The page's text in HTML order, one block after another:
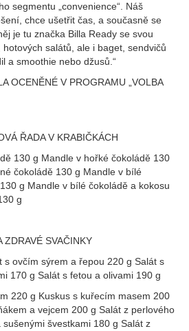
segmentu „convenience“. Náš
chce ušetřit čas, a současně se
je tu značka Billa Ready se svou
salátů, ale i baget, sendvičů
a smoothie nebo džusů.“
OCENĚNÉ V PROGRAMU „VOLBA
ŘADA V KRABIČKÁCH
130 g Mandle v hořké čokoládě 130
čokoládě 130 g Mandle v bílé
g Mandle v bílé čokoládě a kokosu
g
ZDRAVÉ SVAČINKY
s ovčím sýrem a řepou 220 g Salát s
170 g Salát s fetou a olivami 190 g
220 g Kuskus s kuřecím masem 200
a vejcem 200 g Salát z perlového
švestkami 180 g Salát z